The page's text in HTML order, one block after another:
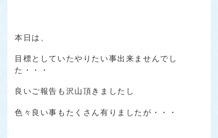
本日は、
目標としていたやりたい事出来ませんでし
た・・・
良いご報告も沢山頂きましたし
色々良い事もたくさん有りましたが・・・